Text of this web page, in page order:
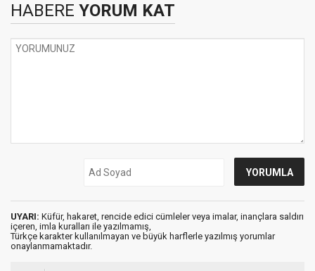
HABERE YORUM KAT
UYARI: Küfür, hakaret, rencide edici cümleler veya imalar, inançlara saldırı
içeren, imla kuralları ile yazılmamış,
Türkçe karakter kullanılmayan ve büyük harflerle yazılmış yorumlar
onaylanmamaktadır.